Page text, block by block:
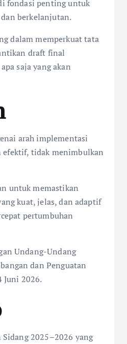
fondasi penting untuk
berkelanjutan.
dalam memperkuat tata
draft final
saja yang akan
arah implementasi
efektif, tidak menimbulkan
untuk memastikan
kuat, jelas, dan adaptif
pertumbuhan
Undang-Undang
dan Penguatan
Juni 2026.
2025–2026 yang